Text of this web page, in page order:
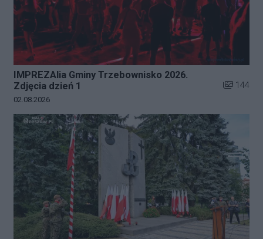
IMPREZAlia Gminy Trzebownisko 2026.
Zdjęcia dzień 1
Liczba
144
Data dodania galerii:
02.08.2026